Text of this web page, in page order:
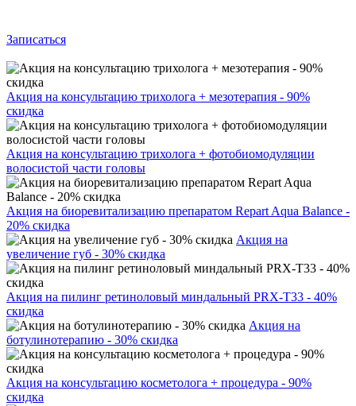
Записаться
Акция на консультацию трихолога + мезотерапия - 90%
скидка
Акция на консультацию трихолога + фотобиомодуляции
волосистой части головы
Акция на биоревитализацию препаратом Repart Aqua Balance -
20% скидка
Акция на
увеличение губ - 30% скидка
Акция на пилинг ретиноловый миндальный PRX-T33 - 40%
скидка
Акция на
ботулинотерапию - 30% скидка
Акция на консультацию косметолога + процедура - 90%
скидка